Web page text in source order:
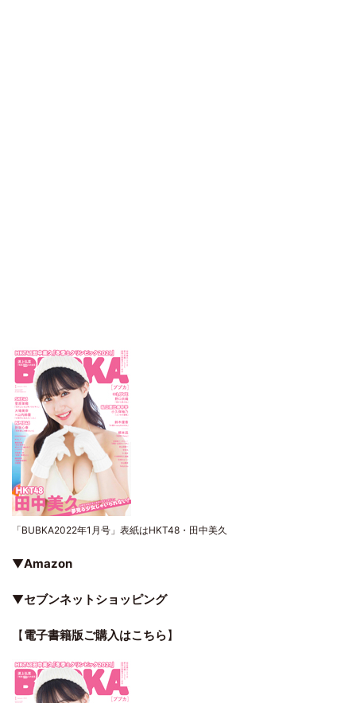
「BUBKA2022年1月号」表紙はHKT48・田中美久
▼Amazon
▼セブンネットショッピング
【電子書籍版ご購入はこちら】